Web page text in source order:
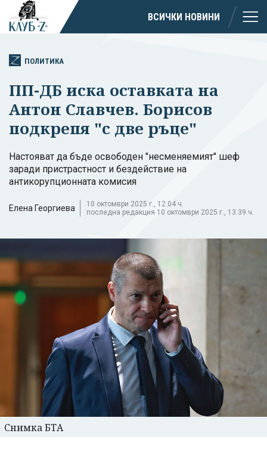
ВСИЧКИ НОВИНИ
ПОЛИТИКА
ПП-ДБ иска оставката на
Антон Славчев. Борисов
подкрепя "с две ръце"
Настояват да бъде освободен "несменяемият" шеф
заради пристрастност и бездействие на
антикорупционната комисия
Елена Георгиева
10 октомври 2025 г., 12:04 ч.
последна редакция 10 октомври 2025 г., 13:39 ч.
Снимка БТА